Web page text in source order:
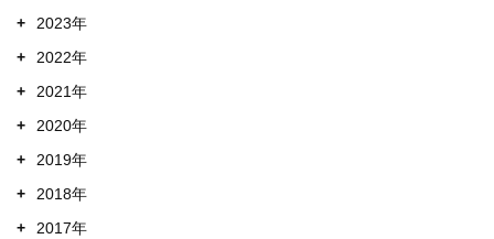
+
2023年
+
2022年
+
2021年
+
2020年
+
2019年
+
2018年
+
2017年